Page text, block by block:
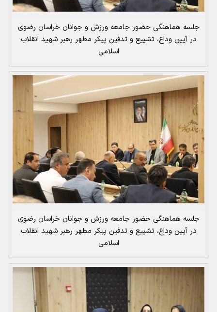
جلسه هماهنگی حضور جامعه ورزش و جوانان خراسان رضوی
در آیین وداع، تشییع و تدفین پیکر مطهر رهبر شهید انقلاب
اسلامی
جلسه هماهنگی حضور جامعه ورزش و جوانان خراسان رضوی
در آیین وداع، تشییع و تدفین پیکر مطهر رهبر شهید انقلاب
اسلامی